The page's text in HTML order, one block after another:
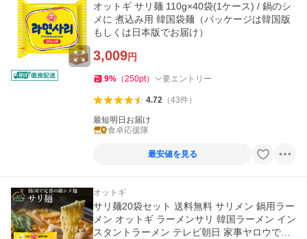
オットギ サリ麺 110g×40袋(1ケース) / 鍋のシ
メに 煮込み用 韓国袋麺（パッケージは韓国版
もしくは日本版でお届け）
3,009円
9% （250pt） 要エントリー
4.72（43件）
最短明日お届け
食卓応援隊
最安値を見る
オットギ
サリ麺20袋セット 送料無料 サリメン 鍋用ラー
メン オットギ ラーメンサリ 韓国ラーメン イン
スタントラーメン テレビ朝日 家事ヤロウで紹